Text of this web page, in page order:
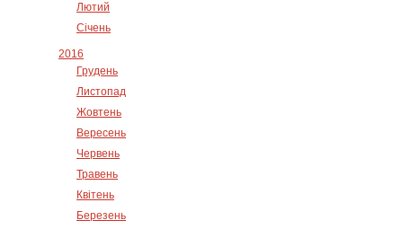
Лютий
Січень
2016
Грудень
Листопад
Жовтень
Вересень
Червень
Травень
Квітень
Березень